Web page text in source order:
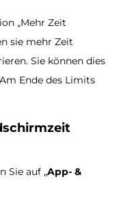
„Mehr Zeit
sie mehr Zeit
Sie können dies
Ende des Limits
Sie auf „App- &